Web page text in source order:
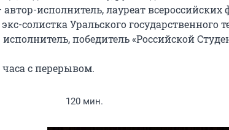
исполнитель, лауреат всероссийских
солистка Уральского государственного
победитель «Российской
с перерывом.
120 мин.